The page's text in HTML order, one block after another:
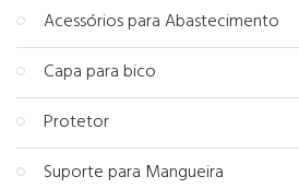
Acessórios para Abastecimento
Capa para bico
Protetor
Suporte para Mangueira